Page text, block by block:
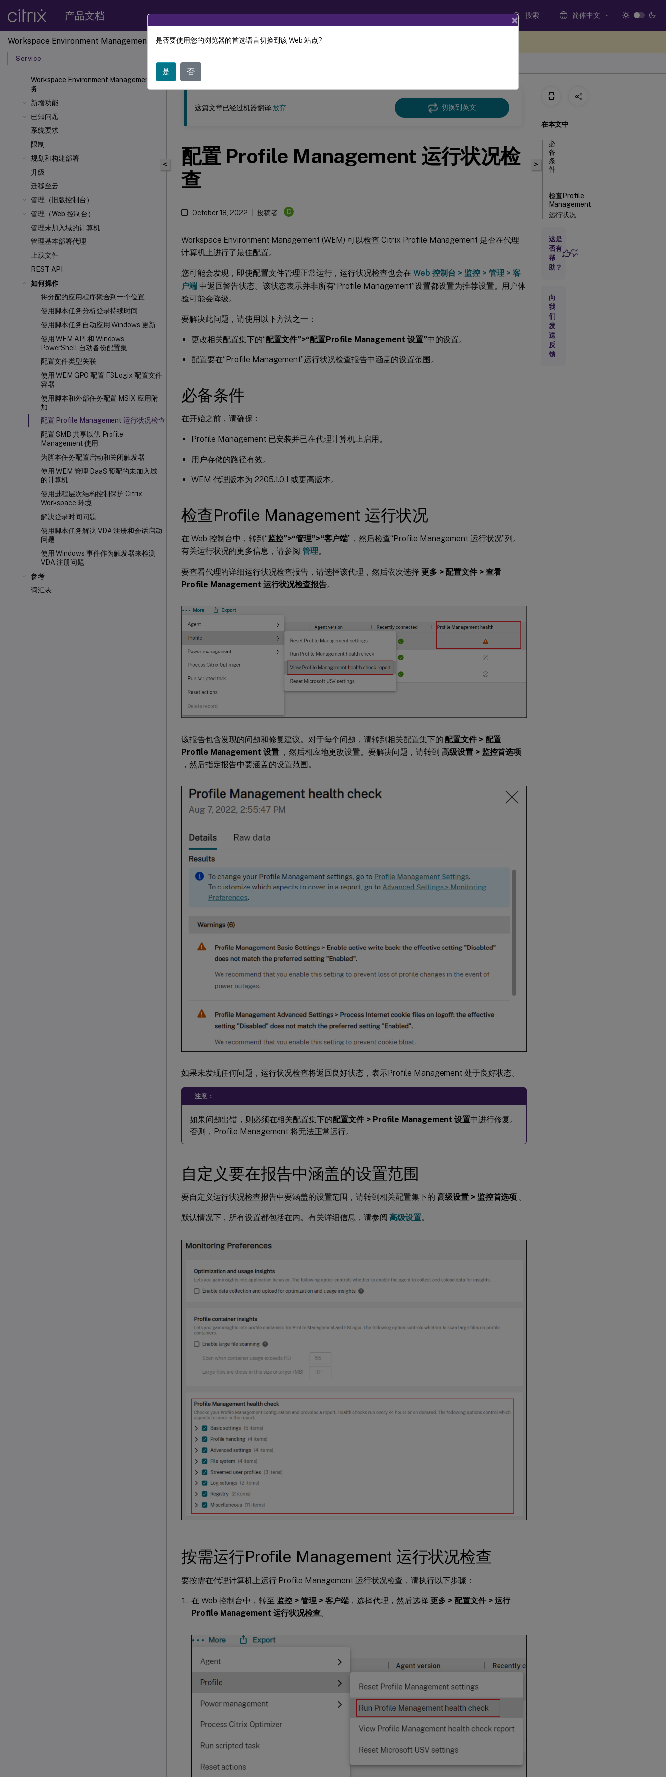
产品文档 搜索 简体中文
Workspace Environment Management
Service
Workspace Environment Management 服
务
新增功能
已知问题
系统要求
限制
规划和构建部署
升级
迁移至云
管理（旧版控制台）
管理（Web 控制台）
管理未加入域的计算机
管理基本部署代理
上载文件
REST API
如何操作
将分配的应用程序聚合到一个位置
使用脚本任务分析登录持续时间
使用脚本任务自动应用 Windows 更新
使用 WEM API 和 Windows
PowerShell 自动备份配置集
配置文件类型关联
使用 WEM GPO 配置 FSLogix 配置文件
容器
使用脚本和外部任务配置 MSIX 应用附
加
配置 Profile Management 运行状况检查
配置 SMB 共享以供 Profile
Management 使用
为脚本任务配置启动和关闭触发器
使用 WEM 管理 DaaS 预配的未加入域
的计算机
使用进程层次结构控制保护 Citrix
Workspace 环境
解决登录时间问题
使用脚本任务解决 VDA 注册和会话启动
问题
使用 Windows 事件作为触发器来检测
VDA 注册问题
参考
词汇表
此内容已经过机器动态翻译。
<
这篇文章已经过机器翻译.放弃 切换到英文
配置 Profile Management 运行状况检
查
October 18, 2022 投稿者: C
Workspace Environment Management (WEM) 可以检查 Citrix Profile Management 是否在代理
计算机上进行了最佳配置。
您可能会发现，即使配置文件管理正常运行，运行状况检查也会在 Web 控制台 > 监控 > 管理 > 客
户端 中返回警告状态。该状态表示并非所有“Profile Management”设置都设置为推荐设置。用户体
验可能会降级。
要解决此问题，请使用以下方法之一：
更改相关配置集下的“配置文件”>“配置Profile Management 设置”中的设置。
配置要在“Profile Management”运行状况检查报告中涵盖的设置范围。
必备条件
在开始之前，请确保：
Profile Management 已安装并已在代理计算机上启用。
用户存储的路径有效。
WEM 代理版本为 2205.1.0.1 或更高版本。
检查Profile Management 运行状况
在 Web 控制台中，转到“监控”>“管理”>“客户端”，然后检查“Profile Management 运行状况”列。
有关运行状况的更多信息，请参阅 管理。
要查看代理的详细运行状况检查报告，请选择该代理，然后依次选择 更多 > 配置文件 > 查看
Profile Management 运行状况检查报告。
该报告包含发现的问题和修复建议。对于每个问题，请转到相关配置集下的 配置文件 > 配置
Profile Management 设置 ，然后相应地更改设置。要解决问题，请转到 高级设置 > 监控首选项
，然后指定报告中要涵盖的设置范围。
如果未发现任何问题，运行状况检查将返回良好状态，表示Profile Management 处于良好状态。
注意：
如果问题出错，则必须在相关配置集下的配置文件 > Profile Management 设置中进行修复。
否则，Profile Management 将无法正常运行。
自定义要在报告中涵盖的设置范围
要自定义运行状况检查报告中要涵盖的设置范围，请转到相关配置集下的 高级设置 > 监控首选项 。
默认情况下，所有设置都包括在内。有关详细信息，请参阅 高级设置。
按需运行Profile Management 运行状况检查
要按需在代理计算机上运行 Profile Management 运行状况检查，请执行以下步骤：
在 Web 控制台中，转至 监控 > 管理 > 客户端 ，选择代理，然后选择 更多 > 配置文件 > 运行
Profile Management 运行状况检查。
>
在本文中
必
备
条
件
检查Profile
Management
运行状况
定
义
要
在
报
涵
盖
的
设
置
范
围
这是
否有
帮
助？
向
我
们
发
送
反
馈
×
是否要使用您的浏览器的首选语言切换到该 Web 站点?
是 否